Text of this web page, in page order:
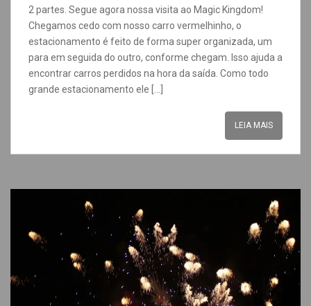
2 partes. Segue agora nossa visita ao Magic Kingdom!
Chegamos cedo com nosso carro vermelhinho, o
estacionamento é feito de forma super organizada, um
para em seguida do outro, conforme chegam. Isso ajuda a
encontrar carros perdidos na hora da saída. Como todo
grande estacionamento ele […]
LEIA MAIS